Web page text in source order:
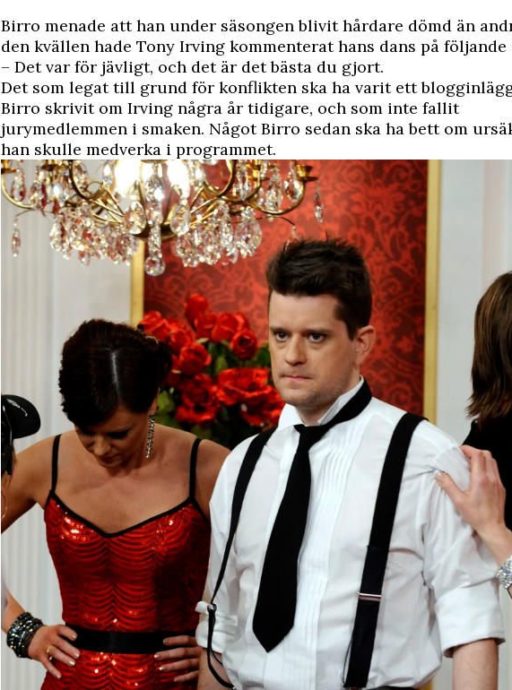
Birro menade att han under säsongen blivit hårdare dömd än
den kvällen hade Tony Irving kommenterat hans dans på följande
– Det var för jävligt, och det är det bästa du gjort.
Det som legat till grund för konflikten ska ha varit ett
Birro skrivit om Irving några år tidigare, och som inte fallit
jurymedlemmen i smaken. Något Birro sedan ska ha bett om
han skulle medverka i programmet.